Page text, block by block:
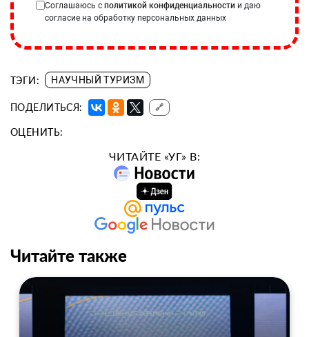
Соглашаюсь с политикой конфиденциальности и даю
согласие на обработку персональных данных
ТЭГИ: НАУЧНЫЙ ТУРИЗМ
ПОДЕЛИТЬСЯ: 🔗
ОЦЕНИТЬ:
ЧИТАЙТЕ «УГ» В:
Читайте также